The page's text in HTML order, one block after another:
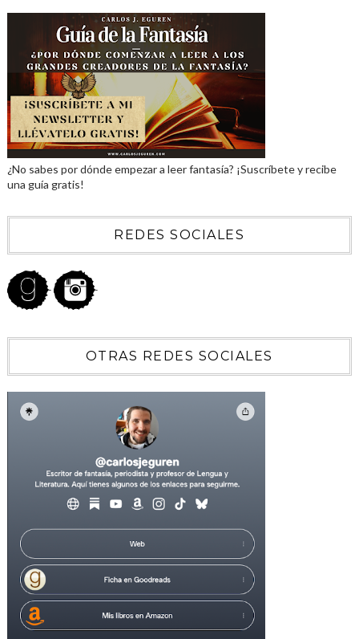
¿No sabes por dónde empezar a leer fantasía? ¡Suscríbete y recibe
una guía gratis!
REDES SOCIALES
OTRAS REDES SOCIALES